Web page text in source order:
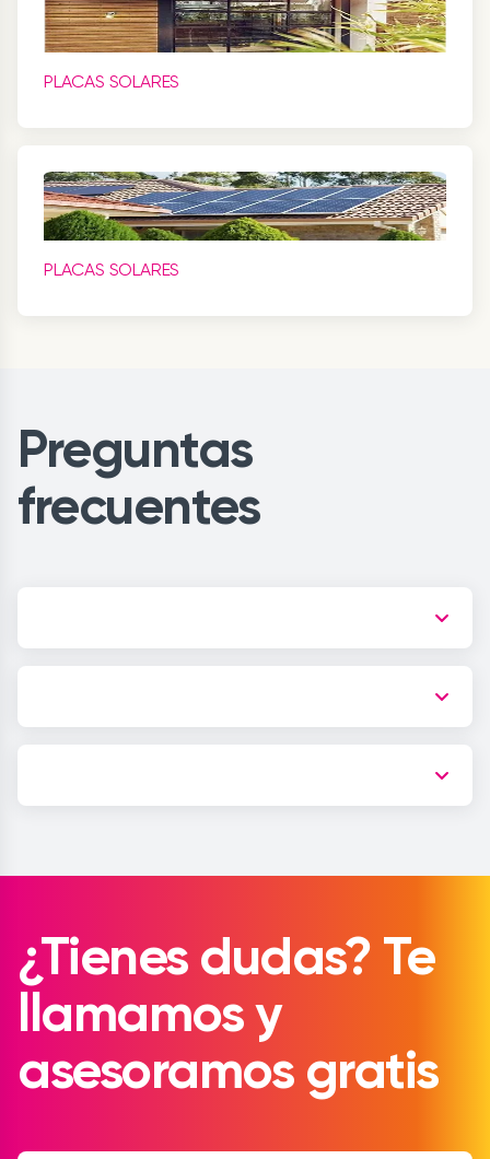
PLACAS SOLARES
PLACAS SOLARES
Preguntas
frecuentes
¿Tienes dudas? Te
llamamos y
asesoramos gratis